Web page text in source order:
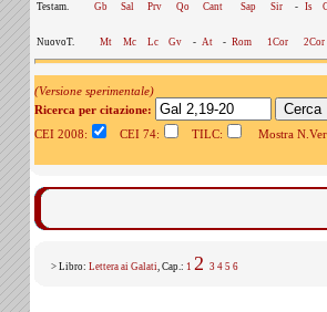
Testam.
Gb Sal Prv Qo Cant Sap Sir - Is
NuovoT. Mt Mc Lc Gv - At - Rom 1Cor 2Cor
(Versione sperimentale)
Ricerca per citazione:
CEI 2008:
CEI 74: TILC: Mostra
> Libro: Lettera ai Galati, Cap.: 1 2 3 4 5 6